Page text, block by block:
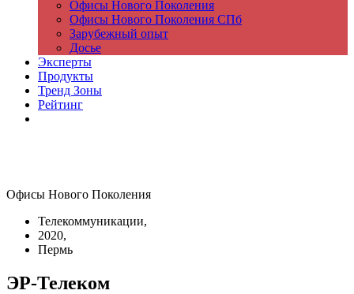
Офисы Нового Поколения
Офисы Нового Поколения СПб
Зарубежный опыт
Досье
Эксперты
Продукты
Тренд Зоны
Рейтинг
Офисы Нового Поколения
Телекоммуникации,
2020,
Пермь
ЭР-Телеком